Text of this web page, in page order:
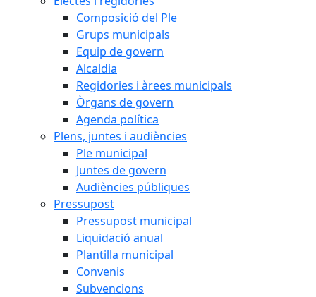
Composició del Ple
Grups municipals
Equip de govern
Alcaldia
Regidories i àrees municipals
Òrgans de govern
Agenda política
Plens, juntes i audiències
Ple municipal
Juntes de govern
Audiències públiques
Pressupost
Pressupost municipal
Liquidació anual
Plantilla municipal
Convenis
Subvencions